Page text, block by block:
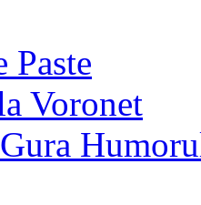
Paste
Voronet